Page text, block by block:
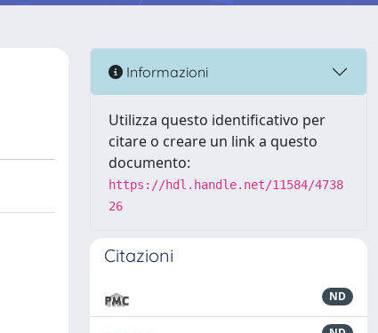
Informazioni
Utilizza questo identificativo per
citare o creare un link a questo
documento:
https://hdl.handle.net/11584/4738
26
Citazioni
ND